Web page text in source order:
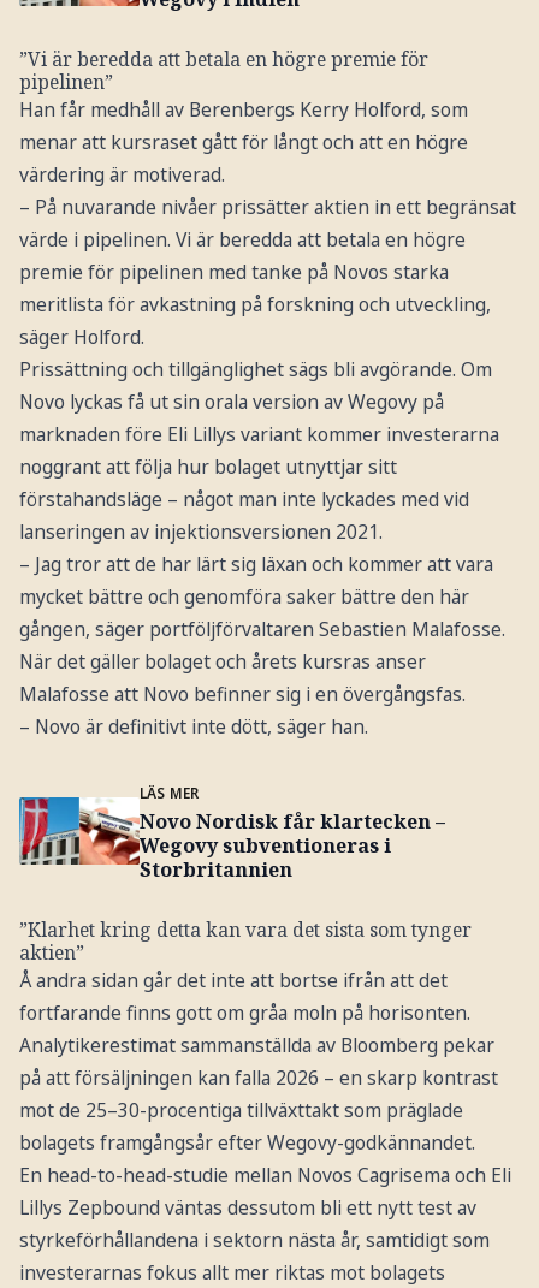
”Vi är beredda att betala en högre premie för
pipelinen”
Han får medhåll av Berenbergs Kerry Holford, som
menar att kursraset gått för långt och att en högre
värdering är motiverad.
– På nuvarande nivåer prissätter aktien in ett begränsat
värde i pipelinen. Vi är beredda att betala en högre
premie för pipelinen med tanke på Novos starka
meritlista för avkastning på forskning och utveckling,
säger Holford.
Prissättning och tillgänglighet sägs bli avgörande. Om
Novo lyckas få ut sin orala version av Wegovy på
marknaden före Eli Lillys variant kommer investerarna
noggrant att följa hur bolaget utnyttjar sitt
förstahandsläge – något man inte lyckades med vid
lanseringen av injektionsversionen 2021.
– Jag tror att de har lärt sig läxan och kommer att vara
mycket bättre och genomföra saker bättre den här
gången, säger portföljförvaltaren Sebastien Malafosse.
När det gäller bolaget och årets kursras anser
Malafosse att Novo befinner sig i en övergångsfas.
– Novo är definitivt inte dött, säger han.
LÄS MER
Novo Nordisk får klartecken –
Wegovy subventioneras i
Storbritannien
”Klarhet kring detta kan vara det sista som tynger
aktien”
Å andra sidan går det inte att bortse ifrån att det
fortfarande finns gott om gråa moln på horisonten.
Analytikerestimat sammanställda av Bloomberg pekar
på att försäljningen kan falla 2026 – en skarp kontrast
mot de 25–30-procentiga tillväxttakt som präglade
bolagets framgångsår efter Wegovy-godkännandet.
En head-to-head-studie mellan Novos Cagrisema och Eli
Lillys Zepbound väntas dessutom bli ett nytt test av
styrkeförhållandena i sektorn nästa år, samtidigt som
investerarnas fokus allt mer riktas mot bolagets